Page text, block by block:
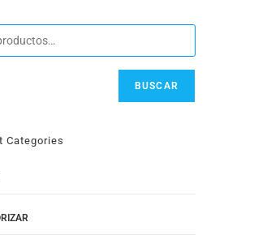
BUSCAR
Categories